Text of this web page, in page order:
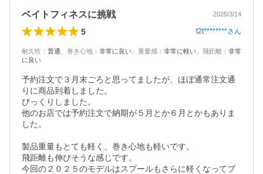
ベイトフィネスに挑戦 2025/3/14
5 t2t********さん
耐久性 ： 普通 巻き心地 ： 非常に良い 重量感 ： 非常に軽い 飛距離 ： 非常
に良い
予約注文で３月末ごろと思ってましたが、ほぼ通常注文通
りに商品到着しました。
びっくりしました。
他のお店では予約注文で納期が５月とか６月とかもありま
した。
製品重量もとても軽く、巻き心地も軽いです。
飛距離も伸びそうな感じです。
今回の２０２５のモデルはスプールもさらに軽くなってブ